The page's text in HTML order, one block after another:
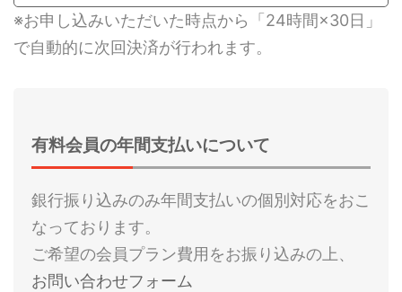
※お申し込みいただいた時点から「24時間×30日」
で自動的に次回決済が行われます。
有料会員の年間支払いについて
銀行振り込みのみ年間支払いの個別対応をおこ
なっております。
ご希望の会員プラン費用をお振り込みの上、
お問い合わせフォーム